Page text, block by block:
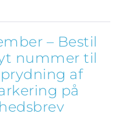
– Bestil
nummer til
af
på